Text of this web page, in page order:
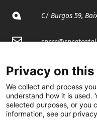
C/ Burgos 59,
spccc@
@CGTCatalunya
cgtcatalunya
Privacy on this
We collect and process
understand how it is used.
selected purposes, or you
information, see our